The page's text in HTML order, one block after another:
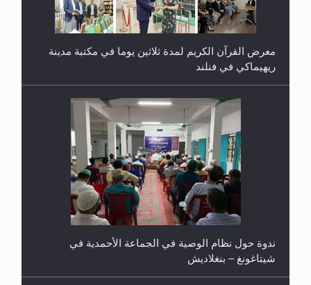
ندوة حول نظام الوصية في الجماعة الأحمدية في
شيتاغونغ – بنغلاديش
اليوم الوطني الرياضي لمجلس أنصار الله في هولندا